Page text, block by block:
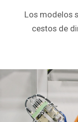
Los modelos
cestos de